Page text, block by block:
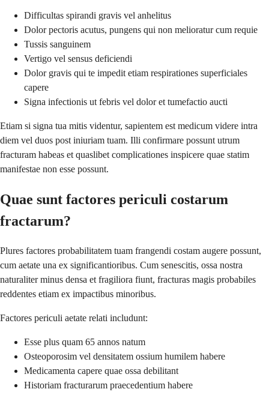
Difficultas spirandi gravis vel anhelitus
Dolor pectoris acutus, pungens qui non melioratur cum requie
Tussis sanguinem
Vertigo vel sensus deficiendi
Dolor gravis qui te impedit etiam respirationes superficiales
capere
Signa infectionis ut febris vel dolor et tumefactio aucti
Etiam si signa tua mitis videntur, sapientem est medicum videre intra
diem vel duos post iniuriam tuam. Illi confirmare possunt utrum
fracturam habeas et quaslibet complicationes inspicere quae statim
manifestae non esse possunt.
Quae sunt factores periculi costarum
fractarum?
Plures factores probabilitatem tuam frangendi costam augere possunt,
cum aetate una ex significantioribus. Cum senescitis, ossa nostra
naturaliter minus densa et fragiliora fiunt, fracturas magis probabiles
reddentes etiam ex impactibus minoribus.
Factores periculi aetate relati includunt:
Esse plus quam 65 annos natum
Osteoporosim vel densitatem ossium humilem habere
Medicamenta capere quae ossa debilitant
Historiam fracturarum praecedentium habere